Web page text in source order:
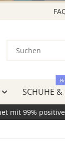
SCHUHE &
mit 99%